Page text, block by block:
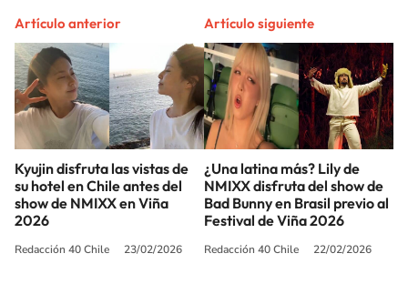
Artículo anterior
Kyujin disfruta las vistas de
su hotel en Chile antes del
show de NMIXX en Viña
2026
Redacción 40 Chile 23/02/2026
Artículo siguiente
¿Una latina más? Lily de
NMIXX disfruta del show de
Bad Bunny en Brasil previo al
Festival de Viña 2026
Redacción 40 Chile 22/02/2026